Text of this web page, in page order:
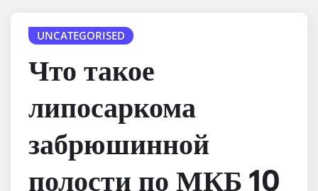
UNCATEGORISED
Что такое
липосаркома
забрюшинной
полости по МКБ 10